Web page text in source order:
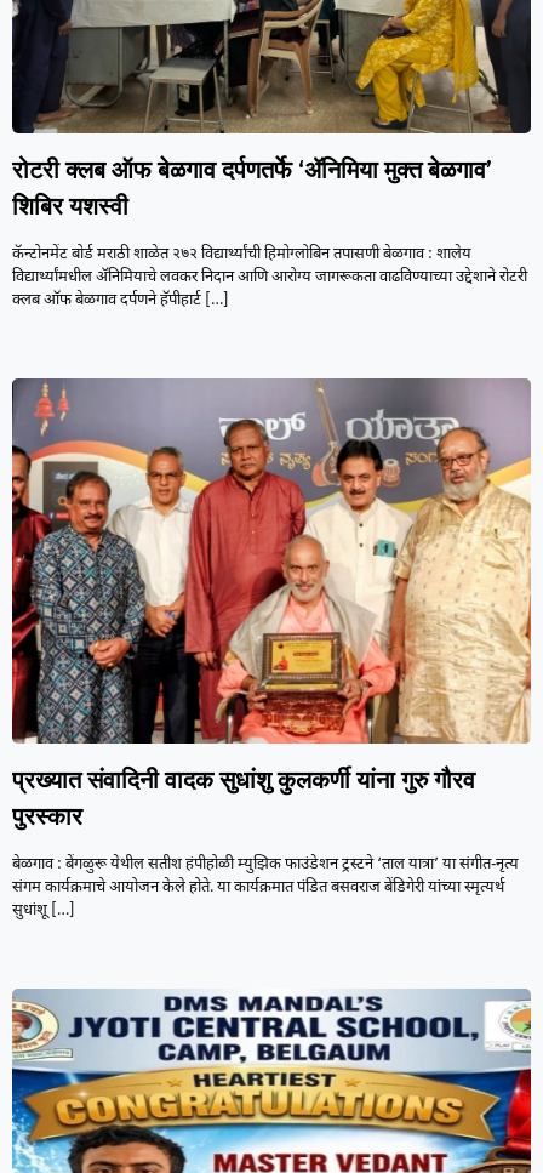
रोटरी क्लब ऑफ बेळगाव दर्पणतर्फे ‘ॲनिमिया मुक्त बेळगाव’
शिबिर यशस्वी
कॅन्टोनमेंट बोर्ड मराठी शाळेत २७२ विद्यार्थ्यांची हिमोग्लोबिन तपासणी बेळगाव : शालेय
विद्यार्थ्यांमधील ॲनिमियाचे लवकर निदान आणि आरोग्य जागरूकता वाढविण्याच्या उद्देशाने रोटरी
क्लब ऑफ बेळगाव दर्पणने हॅपीहार्ट […]
प्रख्यात संवादिनी वादक सुधांशु कुलकर्णी यांना गुरु गौरव
पुरस्कार
बेळगाव : बेंगळुरू येथील सतीश हंपीहोळी म्युझिक फाउंडेशन ट्रस्टने ‘ताल यात्रा’ या संगीत-नृत्य
संगम कार्यक्रमाचे आयोजन केले होते. या कार्यक्रमात पंडित बसवराज बेंडिगेरी यांच्या स्मृत्यर्थ
सुधांशू […]